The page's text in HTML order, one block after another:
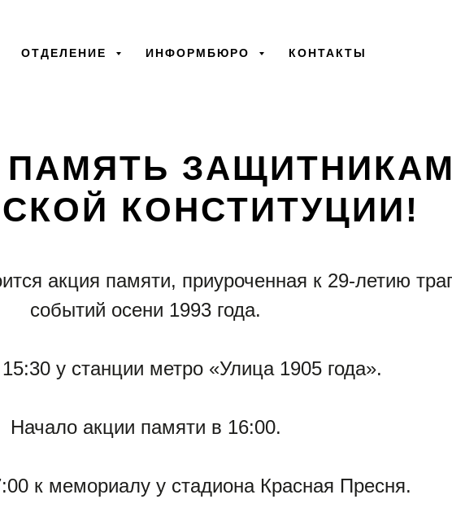
ОТДЕЛЕНИЕ ИНФОРМБЮРО КОНТАКТЫ
ПАМЯТЬ ЗАЩИТНИКАМ
КОНСТИТУЦИИ!
акция памяти, приуроченная к 29-летию
событий осени 1993 года.
у станции метро «Улица 1905 года».
Начало акции памяти в 16:00.
к мемориалу у стадиона Красная Пресня.